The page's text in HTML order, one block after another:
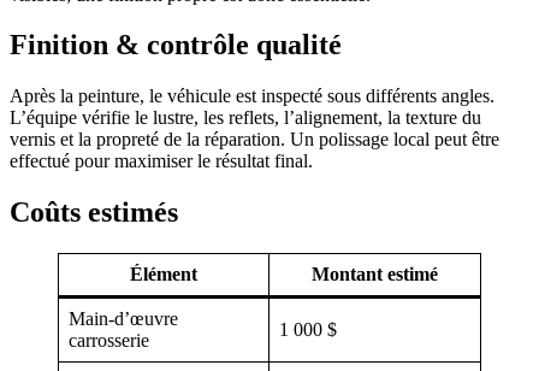
Finition & contrôle qualité
Après la peinture, le véhicule est inspecté sous différents angles.
L’équipe vérifie le lustre, les reflets, l’alignement, la texture du
vernis et la propreté de la réparation. Un polissage local peut être
effectué pour maximiser le résultat final.
Coûts estimés
Élément Montant estimé
Main-d’œuvre
carrosserie
1 000 $